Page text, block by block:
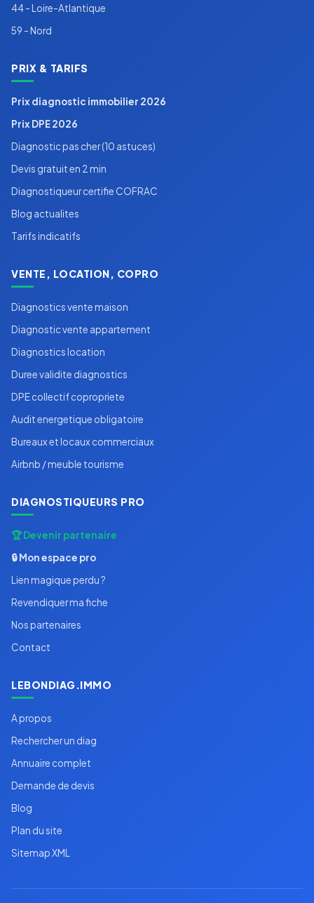
44 - Loire-Atlantique
59 - Nord
PRIX & TARIFS
Prix diagnostic immobilier 2026
Prix DPE 2026
Diagnostic pas cher (10 astuces)
Devis gratuit en 2 min
Diagnostiqueur certifie COFRAC
Blog actualites
Tarifs indicatifs
VENTE, LOCATION, COPRO
Diagnostics vente maison
Diagnostic vente appartement
Diagnostics location
Duree validite diagnostics
DPE collectif copropriete
Audit energetique obligatoire
Bureaux et locaux commerciaux
Airbnb / meuble tourisme
DIAGNOSTIQUEURS PRO
🏆 Devenir partenaire
🔒 Mon espace pro
Lien magique perdu ?
Revendiquer ma fiche
Nos partenaires
Contact
LEBONDIAG.IMMO
A propos
Rechercher un diag
Annuaire complet
Demande de devis
Blog
Plan du site
Sitemap XML